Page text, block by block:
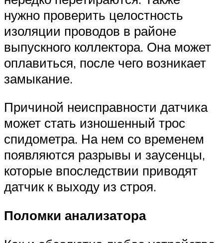
нужно проверить целостность
изоляции проводов в районе
выпускного коллектора. Она может
оплавиться, после чего возникает
замыкание.
Причиной неисправности датчика
может стать изношенный трос
спидометра. На нем со временем
появляются разрывы и заусенцы,
которые впоследствии приводят
датчик к выходу из строя.
Поломки анализатора